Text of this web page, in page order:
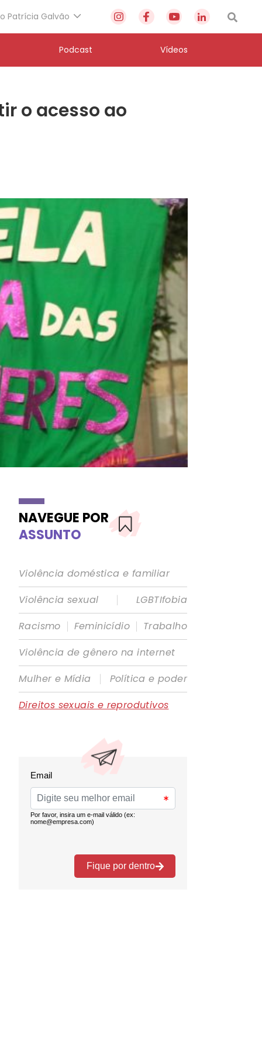
Patrícia Galvão
Podcast Vídeos
o acesso ao
NAVEGUE POR
ASSUNTO
Violência doméstica e familiar
Violência sexual
|
LGBTIfobia
Racismo | Feminicídio | Trabalho
Violência de gênero na internet
Mulher e Mídia
|
Política e poder
Direitos sexuais e reprodutivos